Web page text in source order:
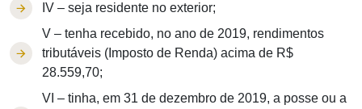
IV – seja residente no exterior;
V – tenha recebido, no ano de 2019, rendimentos
tributáveis (Imposto de Renda) acima de R$
28.559,70;
VI – tinha, em 31 de dezembro de 2019, a posse ou a